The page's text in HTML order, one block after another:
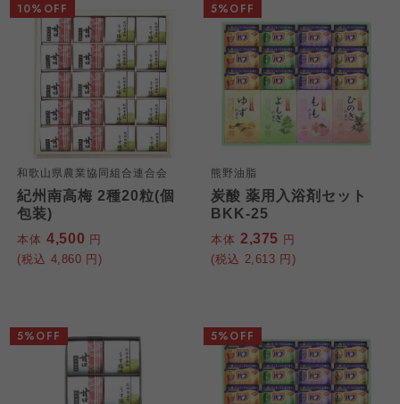
和歌山県農業協同組合連合会
紀州南高梅 2種20粒(個
包装)
本体 4,500 円
(税込 4,860 円)
10%OFF
熊野油脂
炭酸 薬用入浴剤セット
BKK-25
本体 2,375 円
(税込 2,613 円)
5%OFF
5%OFF 5%OFF